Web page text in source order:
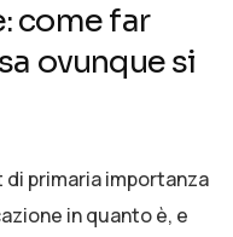
come far
ovunque si
primaria importanza
in quanto è, e